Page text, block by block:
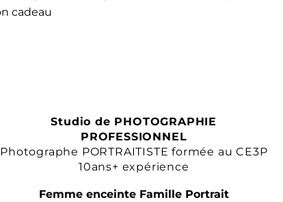
Studio de PHOTOGRAPHIE
PROFESSIONNEL
Photographe PORTRAITISTE formée au CE3P
10ans+ expérience
Femme enceinte Famille Portrait